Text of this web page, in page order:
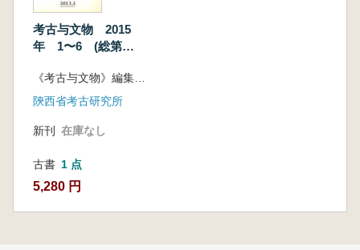
考古与文物 2015
年 1〜6 (総第
ット
陝西省考古研究所
新刊 在庫なし
古書 1 点
5,280 円